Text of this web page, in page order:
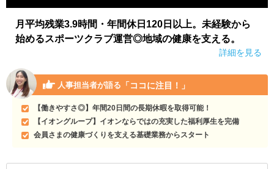
月平均残業3.9時間・年間休日120日以上。未経験から
始めるスポーツクラブ運営◎地域の健康を支える。
詳細を見る
人事担当者が語る 「ココに注目！」
【働きやすさ◎】年間20日間の長期休暇を取得可能！
【イオングループ】イオンならではの充実した福利厚生を完備
会員さまの健康づくりを支える基礎業務からスタート